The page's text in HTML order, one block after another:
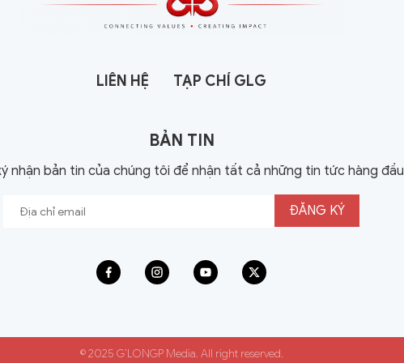
LIÊN HỆ TẠP CHÍ GLG
BẢN TIN
nhận bản tin của chúng tôi để nhận tất cả những tin tức hàng đầu
© 2025 G’LONGP Media. All right reserved.